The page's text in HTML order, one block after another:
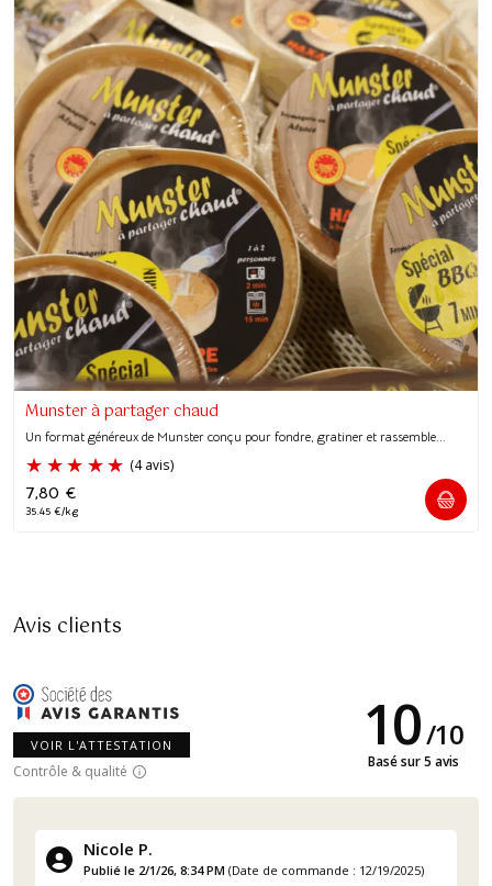
Munster à partager chaud
Un format généreux de Munster conçu pour fondre, gratiner et rassemble...
7,80 €
35.45 €/kg
Avis clients
VOIR L'ATTESTATION
Contrôle & qualité
10/10
Basé sur 5 avis
Nicole P.
Publié le 2/1/26, 8:34 PM (Date de commande : 12/19/2025)